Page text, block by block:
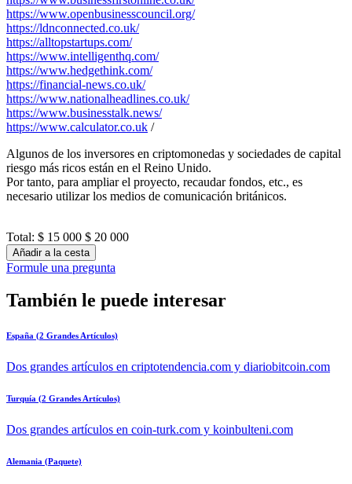
https://www.openbusinesscouncil.org/
https://ldnconnected.co.uk/
https://alltopstartups.com/
https://www.intelligenthq.com/
https://www.hedgethink.com/
https://financial-news.co.uk/
https://www.nationalheadlines.co.uk/
https://www.businesstalk.news/
https://www.calculator.co.uk /
Algunos de los inversores en criptomonedas y sociedades de capital
riesgo más ricos están en el Reino Unido.
Por tanto, para ampliar el proyecto, recaudar fondos, etc., es
necesario utilizar los medios de comunicación británicos.
Total: $ 15 000 $ 20 000
Añadir a la cesta
Formule una pregunta
También le puede interesar
España (2 Grandes Artículos)
Dos grandes artículos en criptotendencia.com y diariobitcoin.com
Turquía (2 Grandes Artículos)
Dos grandes artículos en coin-turk.com y koinbulteni.com
Alemania (Paquete)